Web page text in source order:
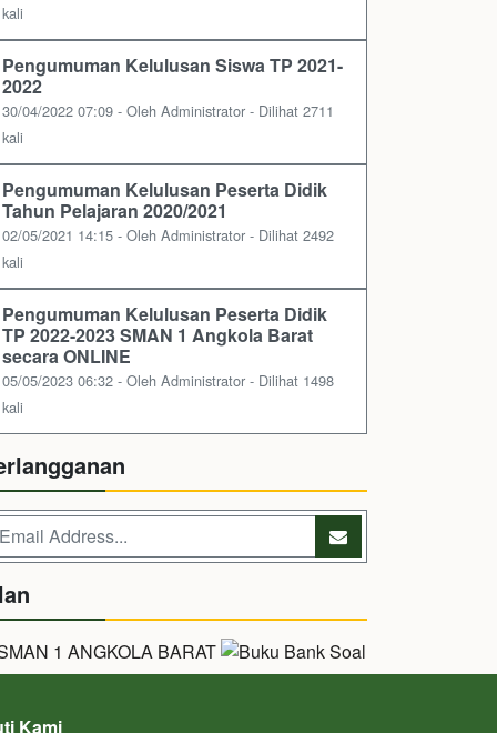
kali
Pengumuman Kelulusan Siswa TP 2021-
2022
30/04/2022 07:09 - Oleh Administrator - Dilihat 2711
kali
Pengumuman Kelulusan Peserta Didik
Tahun Pelajaran 2020/2021
02/05/2021 14:15 - Oleh Administrator - Dilihat 2492
kali
Pengumuman Kelulusan Peserta Didik
TP 2022-2023 SMAN 1 Angkola Barat
secara ONLINE
05/05/2023 06:32 - Oleh Administrator - Dilihat 1498
kali
Kami